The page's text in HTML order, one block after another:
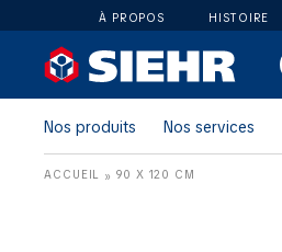
À PROPOS HISTOIRE
Nos produits Nos services
ACCUEIL »90 X 120 CM